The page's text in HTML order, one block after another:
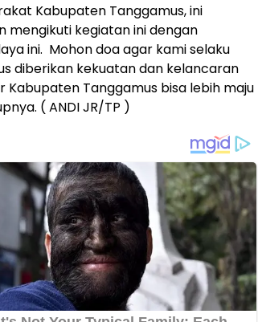
Kabupaten Tanggamus, ini
mengikuti kegiatan ini dengan
ini. Mohon doa agar kami selaku
diberikan kekuatan dan kelancaran
Tanggamus bisa lebih maju
( ANDI JR/TP )